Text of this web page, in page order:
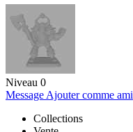
Niveau 0
Message Ajouter comme ami
Collections